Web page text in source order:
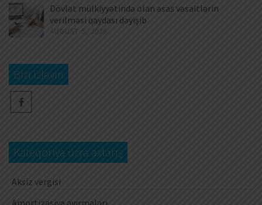
Dövlət mülkiyyətində olan əsas vəsaitlərin
verilməsi qaydası dəyişib
AUGUST 5, 2026
Bizi izləyin
Kateqoriya üzrə axtarış
Aksiz vergisi